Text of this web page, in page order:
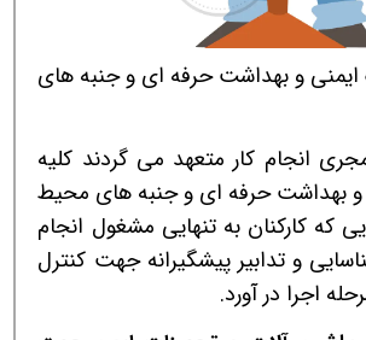
ایمنی و بهداشت حرفه ای و جنبه های
و مجری انجام کار متعهد می گردند کلیه
بهداشت حرفه ای و جنبه های محیط
که کارکنان به تنهایی مشغول انجام
و تدابیر پیشگیرانه جهت کنترل
اجرا در آورد.